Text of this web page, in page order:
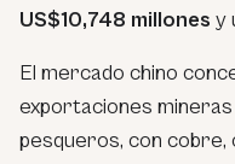
US$10,748 millones y
El mercado chino
exportaciones
pesqueros, con cobre,